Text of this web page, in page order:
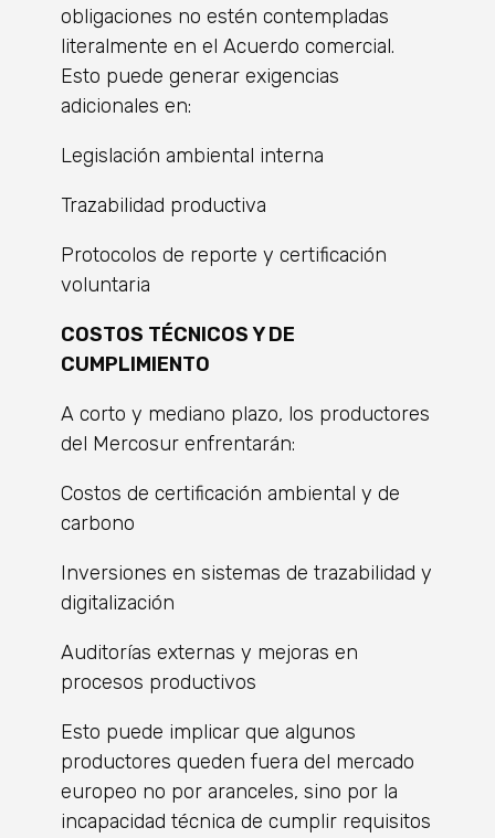
obligaciones no estén contempladas
literalmente en el Acuerdo comercial.
Esto puede generar exigencias
adicionales en:
Legislación ambiental interna
Trazabilidad productiva
Protocolos de reporte y certificación
voluntaria
COSTOS TÉCNICOS Y DE
CUMPLIMIENTO
A corto y mediano plazo, los productores
del Mercosur enfrentarán:
Costos de certificación ambiental y de
carbono
Inversiones en sistemas de trazabilidad y
digitalización
Auditorías externas y mejoras en
procesos productivos
Esto puede implicar que algunos
productores queden fuera del mercado
europeo no por aranceles, sino por la
incapacidad técnica de cumplir requisitos